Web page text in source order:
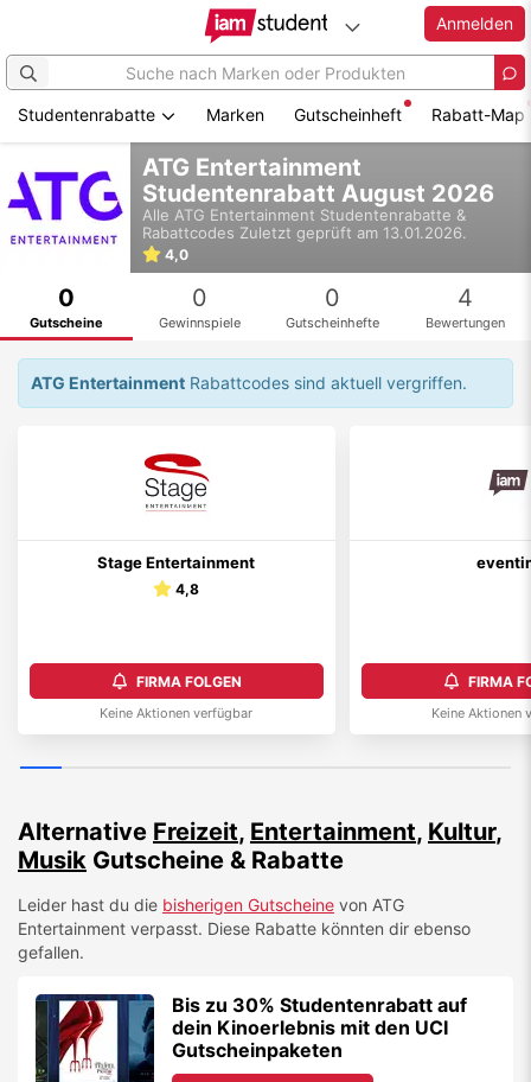
Hauptinhalt
springen
Anmelden
Studentenrabatte Marken Gutscheinheft Rabatt-Map
ATG Entertainment
Studentenrabatt August 2026
Alle ATG Entertainment Studentenrabatte &
Rabattcodes Zuletzt geprüft am 13.01.2026.
4,0
0
Gutscheine
0
Gewinnspiele
0
Gutscheinhefte
4
Bewertungen
ATG Entertainment Rabattcodes sind aktuell vergriffen.
Stage Entertainment
4,8
FIRMA FOLGEN
Keine Aktionen verfügbar
FIRMA
Keine Aktionen
Alternative Freizeit, Entertainment, Kultur,
Musik Gutscheine & Rabatte
Leider hast du die bisherigen Gutscheine von ATG
Entertainment verpasst. Diese Rabatte könnten dir ebenso
gefallen.
Bis zu 30% Studentenrabatt auf
dein Kinoerlebnis mit den UCI
Gutscheinpaketen